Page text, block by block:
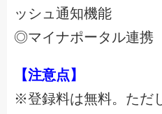
ッシュ通知機能
◎マイナポータル連携
【注意点】
※登録料は無料。ただ